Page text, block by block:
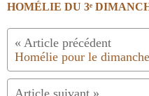
HOMÉLIE DU 3ᵉ
Homélie pour le